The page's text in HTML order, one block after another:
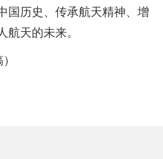
国历史、传承航天精神、增
航天的未来。